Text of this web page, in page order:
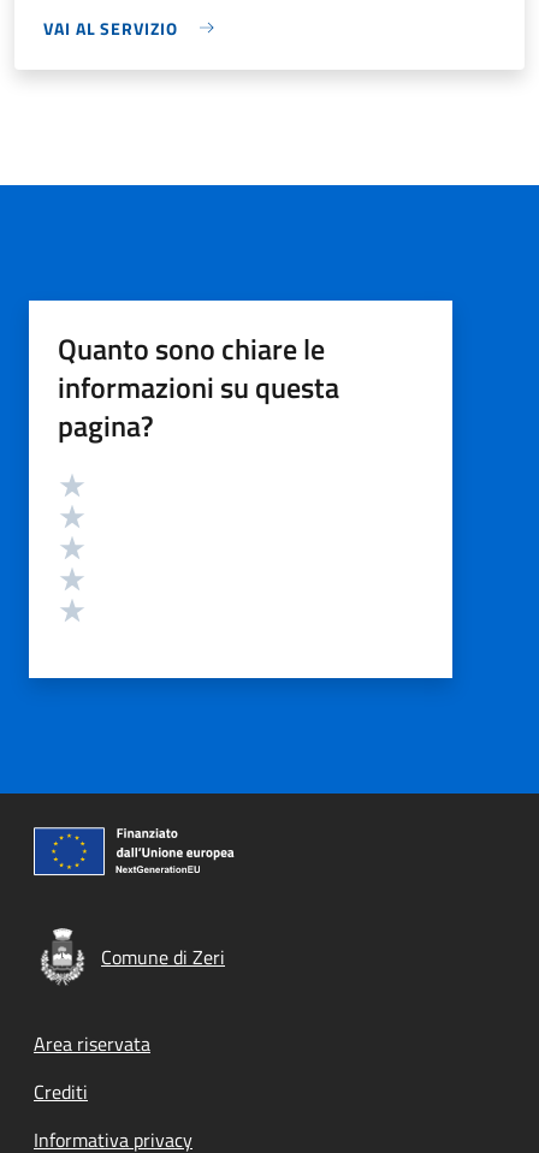
VAI AL SERVIZIO
Quanto sono chiare le
informazioni su questa
pagina?
Valutazione
Comune di Zeri
Footer menu
Area riservata
Crediti
Informativa privacy